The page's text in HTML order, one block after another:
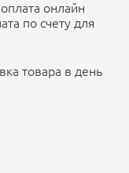
онлайн
по счету для
товара в день